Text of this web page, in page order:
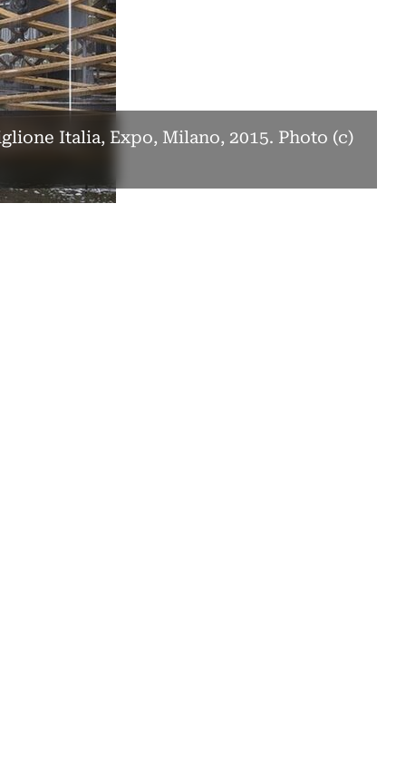
Italia, Expo, Milano, 2015. Photo (c)